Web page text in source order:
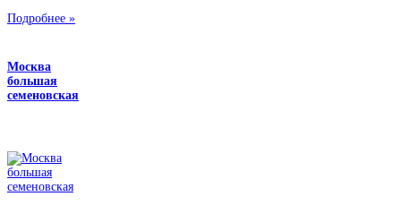
Подробнее »
Москва
большая
семеновская